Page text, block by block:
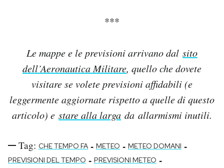
***
Le mappe e le previsioni arrivano dal sito
dell’Aeronautica Militare, quello che dovete
visitare se volete previsioni affidabili (e
leggermente aggiornate rispetto a quelle di questo
articolo) e stare alla larga da allarmismi inutili.
Tag: CHE TEMPO FA - METEO - METEO DOMANI -
PREVISIONI DEL TEMPO - PREVISIONI METEO -